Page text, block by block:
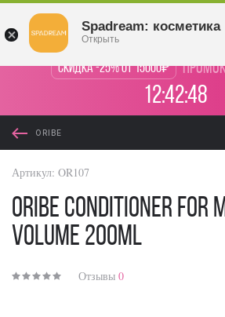
Скидка -25% от 15000₽
12:42:48
ORIBE
Артикул: OR107
Oribe Conditioner for
Volume 200ml
Отзывы 0
Spadream: косметика
Открыть